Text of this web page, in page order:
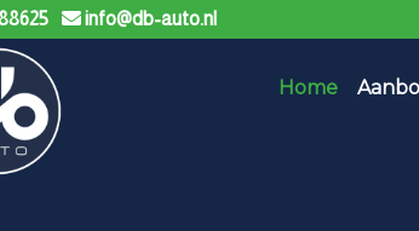
info@db-auto.nl
Home